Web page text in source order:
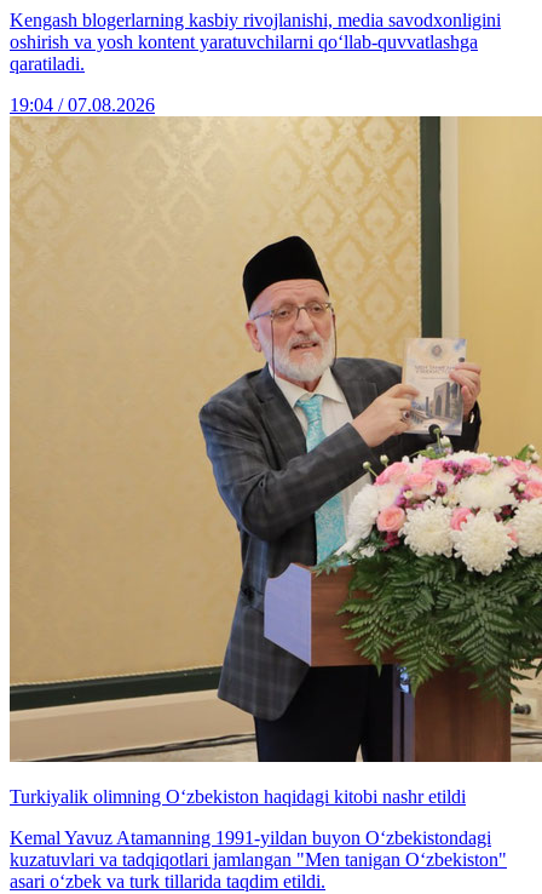
Kengash blogerlarning kasbiy rivojlanishi, media savodxonligini
oshirish va yosh kontent yaratuvchilarni qo‘llab-quvvatlashga
qaratiladi.
19:04 / 07.08.2026
Turkiyalik olimning O‘zbekiston haqidagi kitobi nashr etildi
Kemal Yavuz Atamanning 1991-yildan buyon O‘zbekistondagi
kuzatuvlari va tadqiqotlari jamlangan "Men tanigan O‘zbekiston"
asari o‘zbek va turk tillarida taqdim etildi.